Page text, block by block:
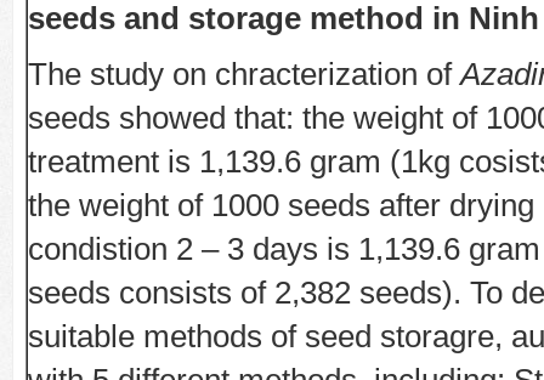
seeds and storage method in
The study on chracterization of
seeds showed that: the weight of
treatment is 1,139.6 gram (1kg
the weight of 1000 seeds after drying
condistion 2 – 3 days is 1,139.6
seeds consists of 2,382 seeds). To
suitable methods of seed storagre,